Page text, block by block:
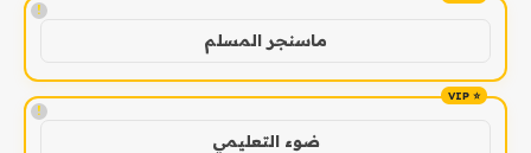
!
ماسنجر المسلم
!
ضوء التعليمي